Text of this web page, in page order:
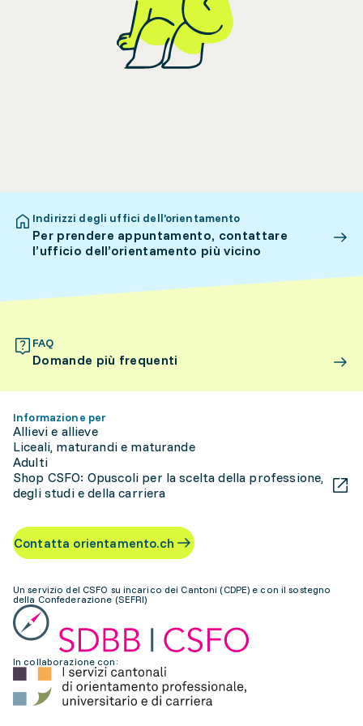
Indirizzi degli uffici dell’orientamento
Per prendere appuntamento, contattare
l’ufficio dell’orientamento più vicino
FAQ
Domande più frequenti
Informazione per
Allievi e allieve
Liceali, maturandi e maturande
Adulti
Shop CSFO: Opuscoli per la scelta della professione,
degli studi e della carriera
Contatta orientamento.ch
Un servizio del CSFO su incarico dei Cantoni (CDPE) e con il sostegno
della Confederazione (SEFRI)
In collaborazione con: